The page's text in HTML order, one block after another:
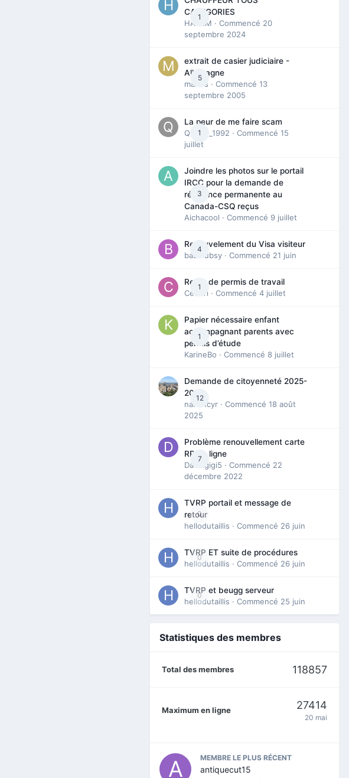
1
CATEGORIES
HAZEM · Commencé 20
septembre 2024
5
extrait de casier judiciaire -
Allemagne
maries · Commencé 13
septembre 2005
1
La peur de me faire scam
Queen_1992 · Commencé 15
juillet
3
Joindre les photos sur le portail
IRCC pour la demande de
résidence permanente au
Canada-CSQ reçus
Aichacool · Commencé 9 juillet
4
Renouvelement du Visa visiteur
babibubsy · Commencé 21 juin
1
Refus de permis de travail
Cedbri · Commencé 4 juillet
1
Papier nécessaire enfant
accompagnant parents avec
permis d’étude
KarineBo · Commencé 8 juillet
12
Demande de citoyenneté 2025-
2026
nanancyr · Commencé 18 août
2025
7
Problème renouvellement carte
RP en ligne
Davidgigi5 · Commencé 22
décembre 2022
0
TVRP portail et message de
retour
hellodutaillis · Commencé 26 juin
0
TVRP ET suite de procédures
hellodutaillis · Commencé 26 juin
0
TVRP et beugg serveur
hellodutaillis · Commencé 25 juin
Statistiques des membres
Total des membres 118857
Maximum en ligne 27414
20 mai
MEMBRE LE PLUS RÉCENT
antiquecut15